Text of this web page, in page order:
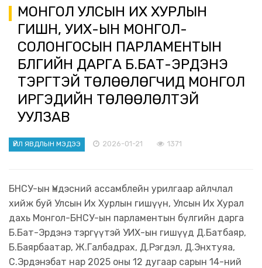
МОНГОЛ УЛСЫН ИХ ХУРЛЫН
ГИШҮҮН, УИХ-ЫН МОНГОЛ-
СОЛОНГОСЫН ПАРЛАМЕНТЫН
БҮЛГИЙН ДАРГА Б.БАТ-ЭРДЭНЭ
ТЭРГҮҮТЭЙ ТӨЛӨӨЛӨГЧИД МОНГОЛ
ИРГЭДИЙН ТӨЛӨӨЛӨЛТЭЙ
УУЛЗАВ
ҮЙЛ ЯВДЛЫН МЭДЭЭ 2026-01-21 1371
БНСУ-ын Үндэсний ассамблейн урилгаар айлчлал
хийж буй Улсын Их Хурлын гишүүн, Улсын Их Хурал
дахь Монгол-БНСУ-ын парламентын бүлгийн дарга
Б.Бат-Эрдэнэ тэргүүтэй УИХ-ын гишүүд Д.Батбаяр,
Б.Баярбаатар, Ж.Галбадрах, Д.Рэгдэл, Д.Энхтуяа,
С.Эрдэнэбат нар 2025 оны 12 дугаар сарын 14-ний